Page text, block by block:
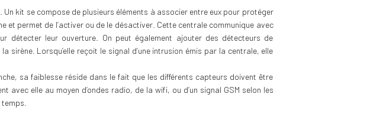
kit se compose de plusieurs éléments à associer entre eux pour protéger
et permet de l’activer ou de le désactiver. Cette centrale communique avec
détecter leur ouverture. On peut également ajouter des détecteurs de
sirène. Lorsqu’elle reçoit le signal d’une intrusion émis par la centrale, elle
sa faiblesse réside dans le fait que les différents capteurs doivent être
elle au moyen d’ondes radio, de la wifi, ou d’un signal GSM selon les